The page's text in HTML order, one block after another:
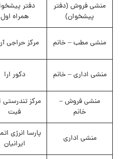
منشی فروش (دفتر
پیشخوان)
دفتر
همراه اول
منشی مطب – خانم مرکز حراجی
منشی اداری – خانم دکور ارا
منشی فروش –
خانم
مرکز تندرستی
فیت
منشی اداری
پارسا انرژی
ایرانیان